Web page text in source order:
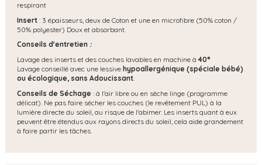
respirant
Insert : 3 épaisseurs, deux de Coton et une en microfibre (50% coton /
50% polyester) Doux et absorbant.
Conseils d'entretien :
Lavage des inserts et des couches lavables en machine à 40°
Lavage conseillé avec une lessive hypoallergénique (spéciale bébé)
ou écologique, sans Adoucissant.
Conseils de Séchage : à l'air libre ou en sèche linge (programme
délicat). Ne pas faire sécher les couches (le revêtement PUL) à la
lumière directe du soleil, au risque de l'abimer. Les inserts quant à eux
peuvent être étendus aux rayons directs du soleil, cela aide grandement
à faire partir les tâches.